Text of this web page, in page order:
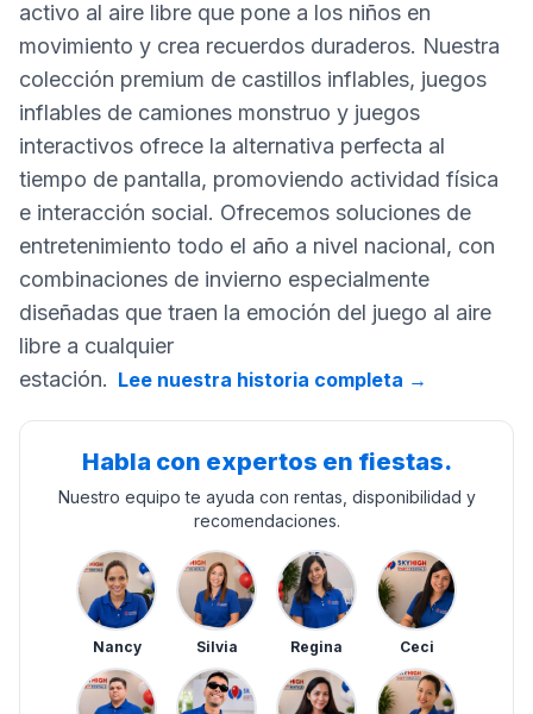
activo al aire libre que pone a los niños en
movimiento y crea recuerdos duraderos. Nuestra
colección premium de castillos inflables, juegos
inflables de camiones monstruo y juegos
interactivos ofrece la alternativa perfecta al
tiempo de pantalla, promoviendo actividad física
e interacción social. Ofrecemos soluciones de
entretenimiento todo el año a nivel nacional, con
combinaciones de invierno especialmente
diseñadas que traen la emoción del juego al aire
libre a cualquier
estación. Lee nuestra historia completa →
Habla con expertos en fiestas.
Nuestro equipo te ayuda con rentas, disponibilidad y
recomendaciones.
Nancy Silvia Regina Ceci